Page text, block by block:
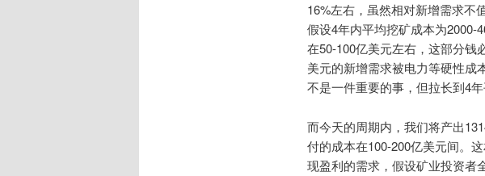
16%左右，虽然相对新增需求不
假设4年内平均挖矿成本为2000-
在50-100亿美元左右，这部分钱
美元的新增需求被电力等硬性成
不是一件重要的事，但拉长到4
而今天的周期内，我们将产出
付的成本在100-200亿美元间。
现盈利的需求，假设矿业投资者